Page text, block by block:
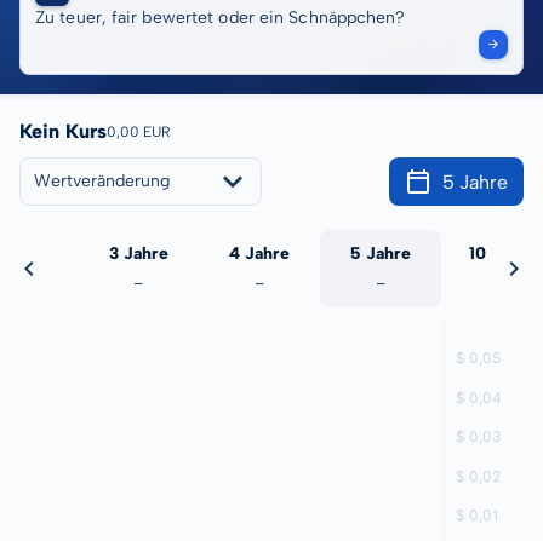
Zu teuer, fair bewertet oder ein Schnäppchen?
Kein Kurs0,00 EUR
Wertveränderung 5 Jahre
3 Jahre
-
4 Jahre
-
5 Jahre
-
10 Jahre